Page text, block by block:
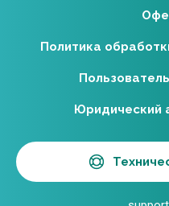
Политика
Юридический